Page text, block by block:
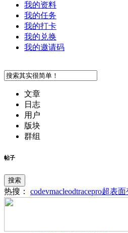
我的资料
我的任务
我的打卡
我的兑换
我的邀请码
文章
日志
用户
版块
群组
帖子
搜索
热搜： codevmacleodtracepro超表面